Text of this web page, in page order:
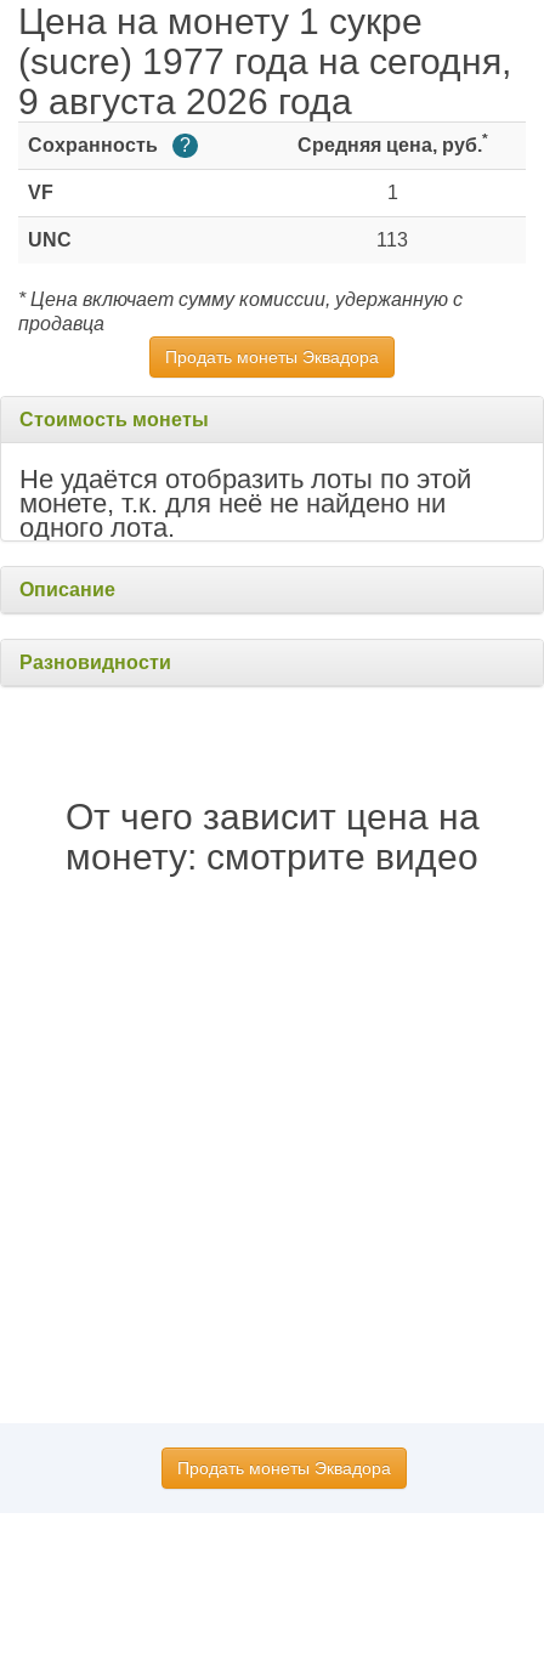
Цена на монету 1 сукре
(sucre) 1977 года на сегодня,
9 августа 2026 года
Сохранность ? Средняя цена, руб.*
VF 1
UNC 113
* Цена включает сумму комиссии, удержанную с
продавца
Продать монеты Эквадора
Стоимость монеты
Не удаётся отобразить лоты по этой
монете, т.к. для неё не найдено ни
одного лота.
Описание
Разновидности
От чего зависит цена на
монету: смотрите видео
Продать монеты Эквадора